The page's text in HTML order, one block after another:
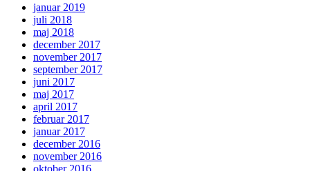
januar 2019
juli 2018
maj 2018
december 2017
november 2017
september 2017
juni 2017
maj 2017
april 2017
februar 2017
januar 2017
december 2016
november 2016
oktober 2016